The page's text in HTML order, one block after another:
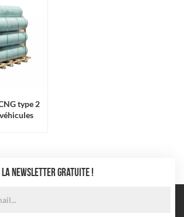
type 2
NEWSLETTER GRATUITE !